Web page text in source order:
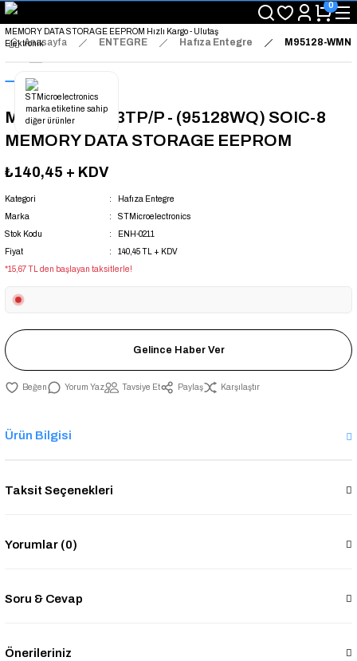
"Saat 14:00'a Kadar Verilen Siparişlerde Aynı Gün Kargo Avantajı!
"Binlerce Ürün Çeşitliliği ile Stoktan Hemen Teslim."
"Toptan Fiyatına Perakende Satış Avantajını Kaçırmayın!"
0
Anasayfa ENTEGRE Hafıza Entegre M95128-
M95128-WMN3TP/P - (95128WQ) SOIC-8
MEMORY DATA STORAGE EEPROM
₺140,45 + KDV
Kategori
Hafıza Entegre
Marka
STMicroelectronics
Stok Kodu
ENH-0211
Fiyat
140,45 TL + KDV
*15,67 TL den başlayan taksitlerle!
Gelince Haber Ver
Yorum Yaz Tavsiye Et Paylaş Karşılaştır
Ürün Bilgisi
Taksit Seçenekleri
Yorumlar (0)
Soru & Cevap
Önerileriniz